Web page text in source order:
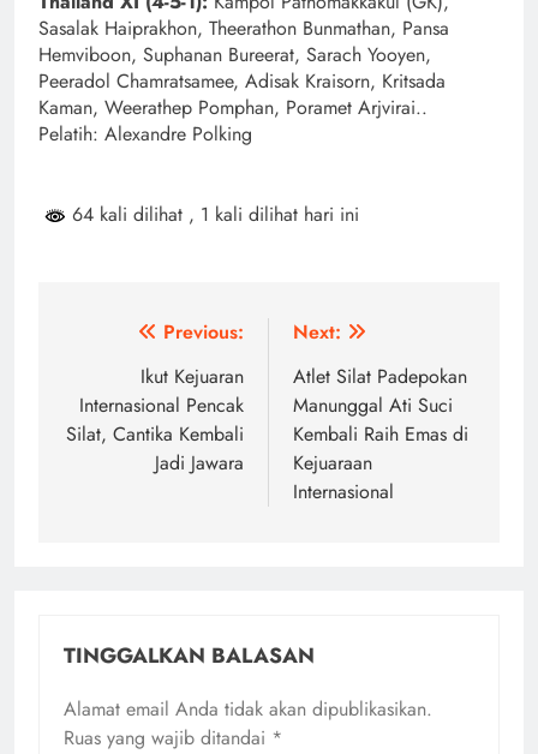
Sasalak Haiprakhon, Theerathon Bunmathan, Pansa
Hemviboon, Suphanan Bureerat, Sarach Yooyen,
Peeradol Chamratsamee, Adisak Kraisorn, Kritsada
Kaman, Weerathep Pomphan, Poramet Arjvirai..
Pelatih: Alexandre Polking
64 kali dilihat , 1 kali dilihat hari ini
NavigasiPrevious:
Ikut Kejuaran
Internasional Pencak
Silat, Cantika Kembali
Jadi Jawara
Next:
Atlet Silat Padepokan
Manunggal Ati Suci
Kembali Raih Emas di
Kejuaraan
Internasional
TINGGALKAN BALASAN
Alamat email Anda tidak akan dipublikasikan.
Ruas yang wajib ditandai *